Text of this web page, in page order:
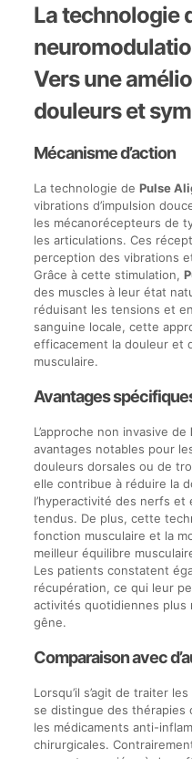
La technologie
Vers une
douleurs et
Mécanisme d’action
La technologie de Pulse
vibrations d’impulsion
les mécanorécepteurs de
les articulations. Ces
perception des vibrations
Grâce à cette stimulation,
des muscles à leur état
réduisant les tensions et
sanguine locale, cette
efficacement la douleur et
musculaire.
Avantages
L’approche non invasive de
avantages notables pour
douleurs dorsales ou de
elle contribue à réduire la
l’hyperactivité des nerfs et
tendus. De plus, cette
fonction musculaire et la
meilleur équilibre
Les patients constatent
récupération, ce qui leur
activités quotidiennes plus
gêne.
Comparaison avec
Lorsqu’il s’agit de traiter
se distingue des thérapies
les médicaments anti-
chirurgicales.